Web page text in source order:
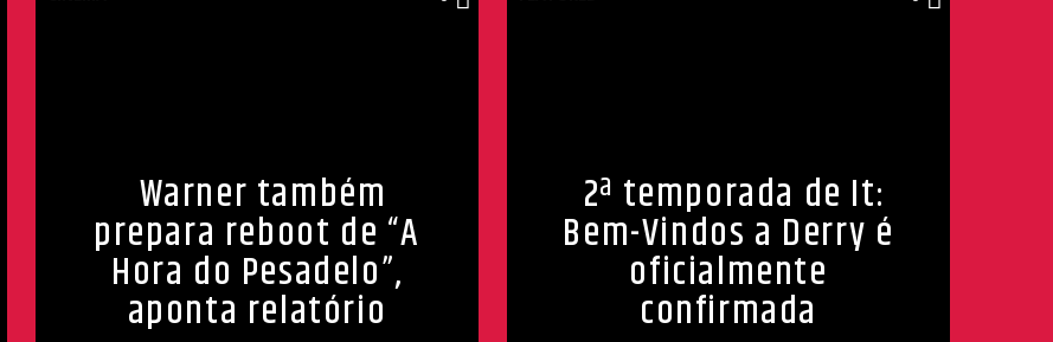
Warner também
prepara reboot de “A
Hora do Pesadelo”,
aponta relatório
2ª temporada de It:
Bem-Vindos a Derry é
oficialmente
confirmada